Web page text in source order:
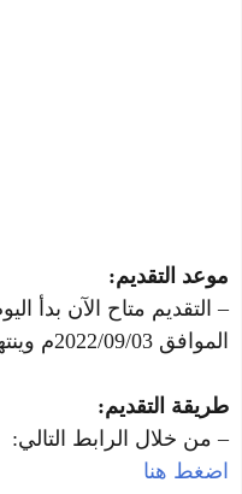
موعد التقديم:
الموافق 2022/09/03م وينتهي عند الاكتفاء بالعدد المطلوب.
طريقة التقديم:
– من خلال الرابط التالي:
اضغط هنا